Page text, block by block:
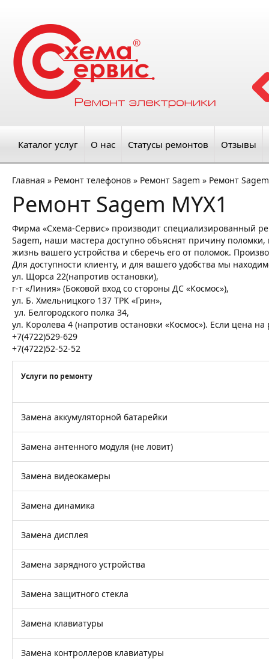
Каталог услуг О нас Статусы ремонтов Отзывы
Главная » Ремонт телефонов » Ремонт Sagem » Ремонт
Ремонт Sagem MYX1
Фирма «Схема-Сервис» производит специализированный
Sagem, наши мастера доступно объяснят причину
жизнь вашего устройства и сберечь его от поломок.
Для доступности клиенту, и для вашего удобства мы
ул. Щорса 22(напротив остановки),
г-т «Линия» (Боковой вход со стороны ДС «Космос»),
ул. Б. Хмельницкого 137 ТРК «Грин»,
ул. Белгородского полка 34,
ул. Королева 4 (напротив остановки «Космос»). Если цена
+7(4722)529-629
+7(4722)52-52-52
Услуги по ремонту
Замена аккумуляторной батарейки
Замена антенного модуля (не ловит)
Замена видеокамеры
Замена динамика
Замена дисплея
Замена зарядного устройства
Замена защитного стекла
Замена клавиатуры
Замена контроллеров клавиатуры